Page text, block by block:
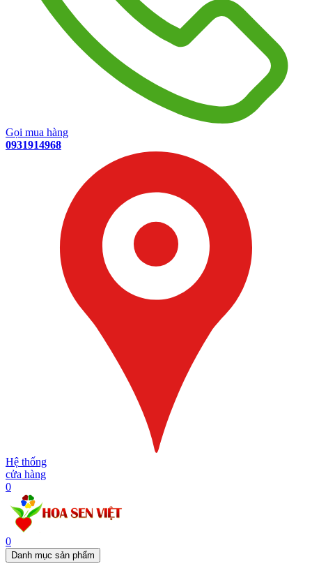
Gọi mua hàng
0931914968
Hệ thống
cửa hàng
0
0
Danh mục sản phẩm